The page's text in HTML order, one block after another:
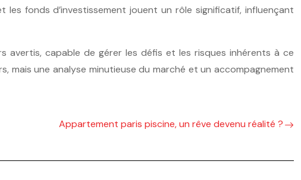
fonds d’investissement jouent un rôle significatif, influençant
avertis, capable de gérer les défis et les risques inhérents à ce
une analyse minutieuse du marché et un accompagnement
Appartement paris piscine, un rêve devenu réalité ?